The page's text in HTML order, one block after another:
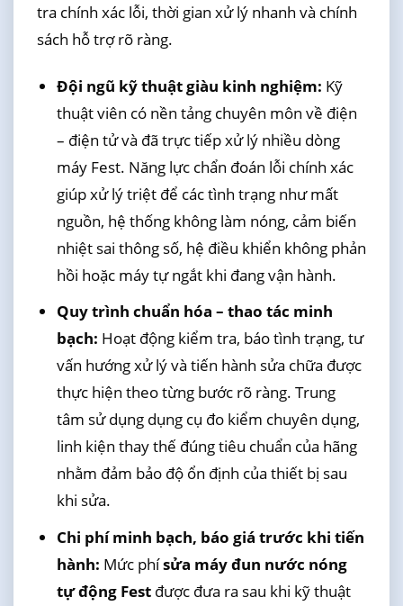
tra chính xác lỗi, thời gian xử lý nhanh và chính
sách hỗ trợ rõ ràng.
Đội ngũ kỹ thuật giàu kinh nghiệm: Kỹ
thuật viên có nền tảng chuyên môn về điện
– điện tử và đã trực tiếp xử lý nhiều dòng
máy Fest. Năng lực chẩn đoán lỗi chính xác
giúp xử lý triệt để các tình trạng như mất
nguồn, hệ thống không làm nóng, cảm biến
nhiệt sai thông số, hệ điều khiển không phản
hồi hoặc máy tự ngắt khi đang vận hành.
Quy trình chuẩn hóa – thao tác minh
bạch: Hoạt động kiểm tra, báo tình trạng, tư
vấn hướng xử lý và tiến hành sửa chữa được
thực hiện theo từng bước rõ ràng. Trung
tâm sử dụng dụng cụ đo kiểm chuyên dụng,
linh kiện thay thế đúng tiêu chuẩn của hãng
nhằm đảm bảo độ ổn định của thiết bị sau
khi sửa.
Chi phí minh bạch, báo giá trước khi tiến
hành: Mức phísửa máy đun nước nóng
tự động Festđược đưa ra sau khi kỹ thuật